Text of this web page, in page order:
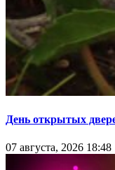
День открытых
07 августа, 2026 18:48